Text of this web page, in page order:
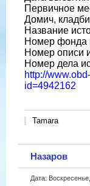
Первичное
Домич,
Название
Номер фонда
Номер описи
Номер дела
http://
id=4942162
Tamara
Назаров
Дата: